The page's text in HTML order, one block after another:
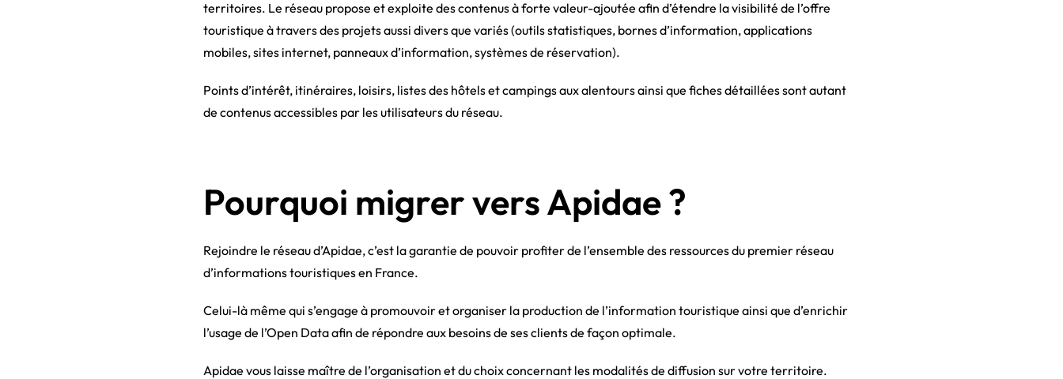
territoires. Le réseau propose et exploite des contenus à forte valeur-ajoutée afin d’étendre la visibilité de l’offre
touristique à travers des projets aussi divers que variés (outils statistiques, bornes d’information, applications
mobiles, sites internet, panneaux d’information, systèmes de réservation).
Points d’intérêt, itinéraires, loisirs, listes des hôtels et campings aux alentours ainsi que fiches détaillées sont autant
de contenus accessibles par les utilisateurs du réseau.
Pourquoi migrer vers Apidae ?
Rejoindre le réseau d’Apidae, c’est la garantie de pouvoir profiter de l’ensemble des ressources du premier réseau
d’informations touristiques en France.
Celui-là même qui s’engage à promouvoir et organiser la production de l’information touristique ainsi que d’enrichir
l’usage de l’Open Data afin de répondre aux besoins de ses clients de façon optimale.
Apidae vous laisse maître de l’organisation et du choix concernant les modalités de diffusion sur votre territoire.